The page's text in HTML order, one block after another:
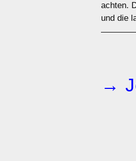
achten.
und die
→